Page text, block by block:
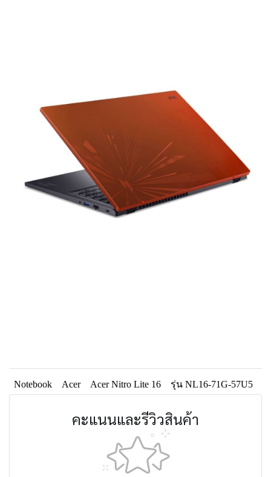
Notebook Acer Acer Nitro Lite 16 รุ่น NL16-71G-57U5
คะแนนและรีวิวสินค้า